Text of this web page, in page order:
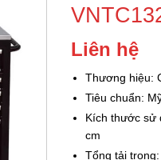
Liên hệ
Thương hiệu:
Tiêu chuẩn:
Kích thước sử
cm
Tổng tải